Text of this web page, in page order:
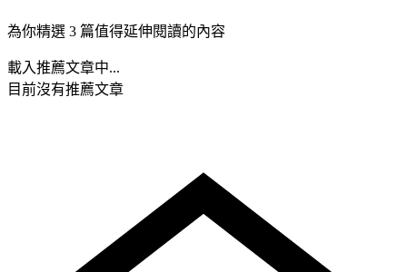
為你精選 3 篇值得延伸閱讀的內容
載入推薦文章中...
目前沒有推薦文章